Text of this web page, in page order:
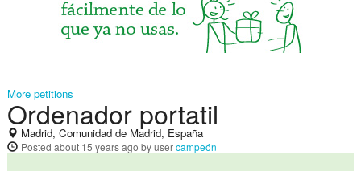
More petitions
Ordenador portatil
Madrid, Comunidad de Madrid, España
Posted about 15 years ago by usercampeón